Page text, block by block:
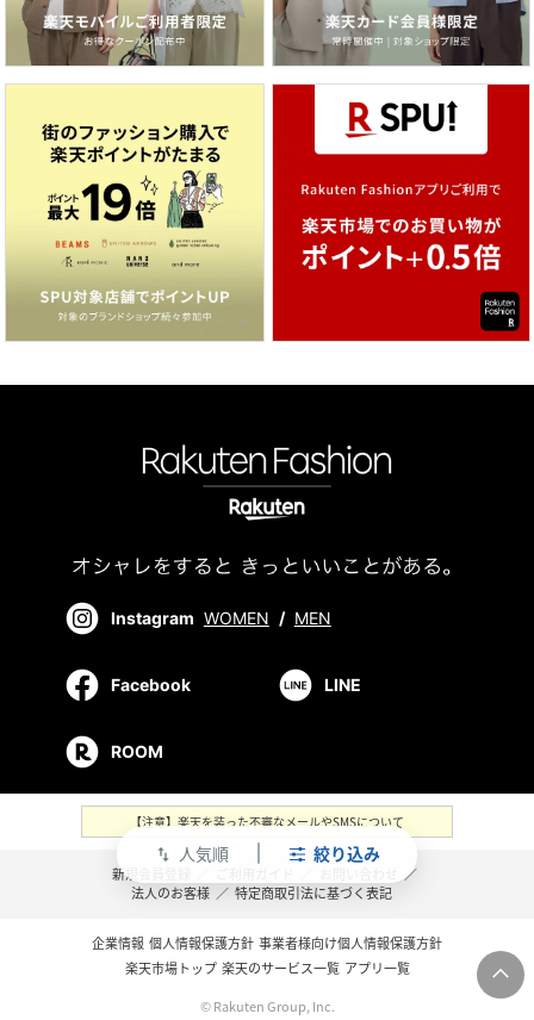
swap_vert 人気順 絞り込み
Instagram WOMEN / MEN
Facebook LINE
ROOM
【注意】楽天を装った不審なメールやSMSについて
新規会員登録
／
法人のお客様 ／ 特定商取引法に基づく表記
企業情報 個人情報保護方針 事業者様向け個人情報保護方針
楽天市場トップ 楽天のサービス一覧 アプリ一覧
© Rakuten Group, Inc.